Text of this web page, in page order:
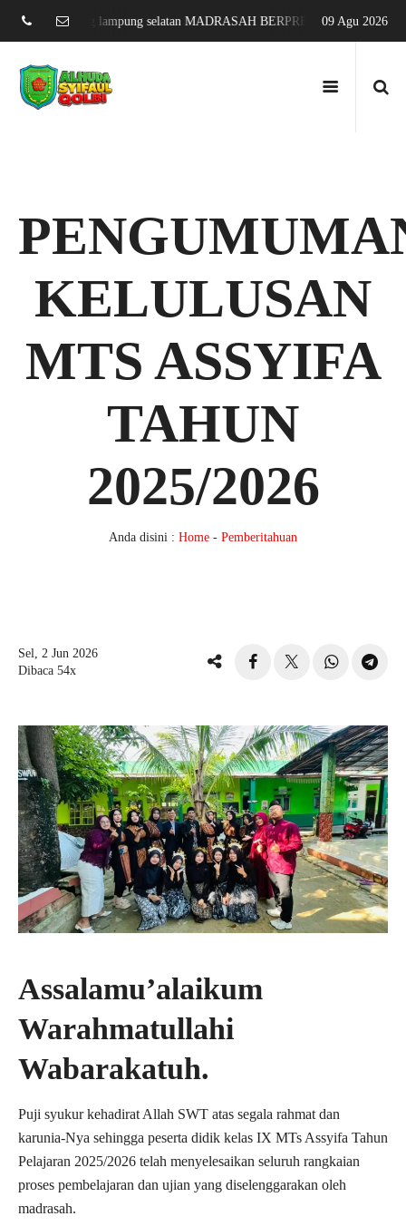
jati agung lampung selatan MADRASAH BERPRESTASI DAN09 Agu 2026
KELULUSAN
MTS ASSYIFA
TAHUN
2025/2026
Anda disini : Home - Pemberitahuan
Sel, 2 Jun 2026
Dibaca 54x
Assalamu’alaikum
Warahmatullahi
Wabarakatuh.
Puji syukur kehadirat Allah SWT atas segala rahmat dan
karunia-Nya sehingga peserta didik kelas IX MTs Assyifa Tahun
Pelajaran 2025/2026 telah menyelesaikan seluruh rangkaian
proses pembelajaran dan ujian yang diselenggarakan oleh
madrasah.